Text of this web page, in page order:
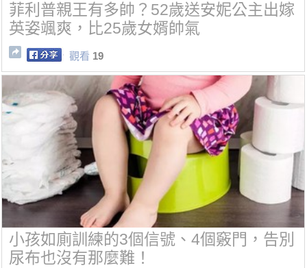
菲利普親王有多帥？52歲送安妮公主出嫁
英姿颯爽，比25歲女婿帥氣
觀看 19
小孩如廁訓練的3個信號、4個竅門，告別
尿布也沒有那麼難！